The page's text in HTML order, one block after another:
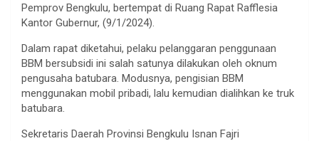
Pemprov Bengkulu, bertempat di Ruang Rapat Rafflesia
Kantor Gubernur, (9/1/2024).
Dalam rapat diketahui, pelaku pelanggaran penggunaan
BBM bersubsidi ini salah satunya dilakukan oleh oknum
pengusaha batubara. Modusnya, pengisian BBM
menggunakan mobil pribadi, lalu kemudian dialihkan ke truk
batubara.
Sekretaris Daerah Provinsi Bengkulu Isnan Fajri